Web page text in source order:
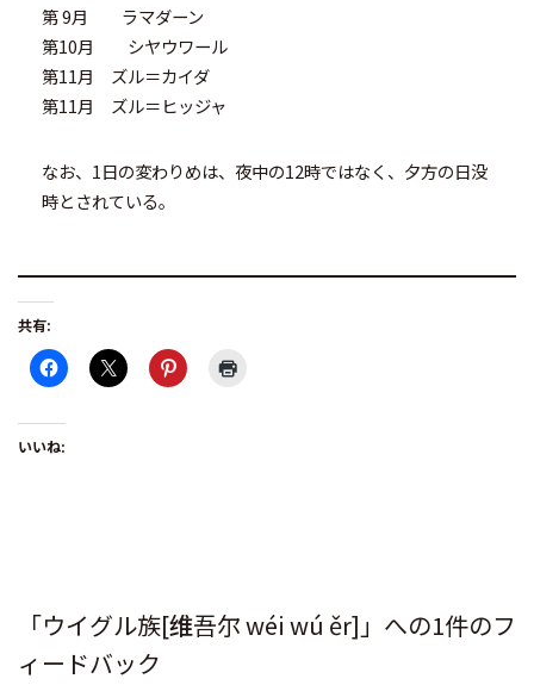
第 9月 ラマダーン
第10月 シヤウワール
第11月 ズル＝カイダ
第11月 ズル＝ヒッジャ
なお、1日の変わりめは、夜中の12時ではなく、夕方の日没
時とされている。
共有:
いいね:
「ウイグル族[维吾尔 wéi wú ěr]」への1件のフ
ィードバック